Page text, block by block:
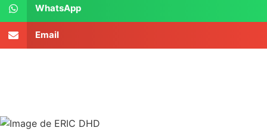
WhatsApp
Email